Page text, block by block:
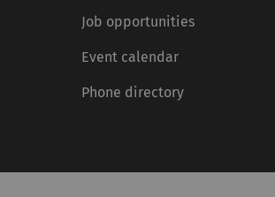
Job opportunities
Event calendar
Phone directory